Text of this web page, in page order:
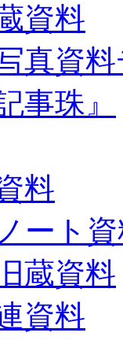
資料
真資
事珠』
料
ート
蔵資料
資料